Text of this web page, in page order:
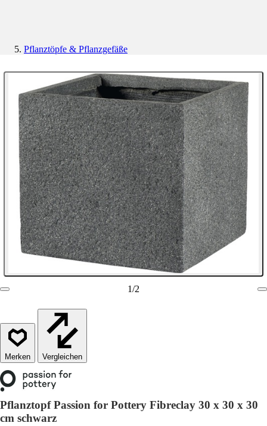
Pflanztöpfe & Pflanzgefäße
1/2
Vergleichen
Pflanztopf Passion for Pottery Fibreclay 30 x 30 x 30
cm schwarz